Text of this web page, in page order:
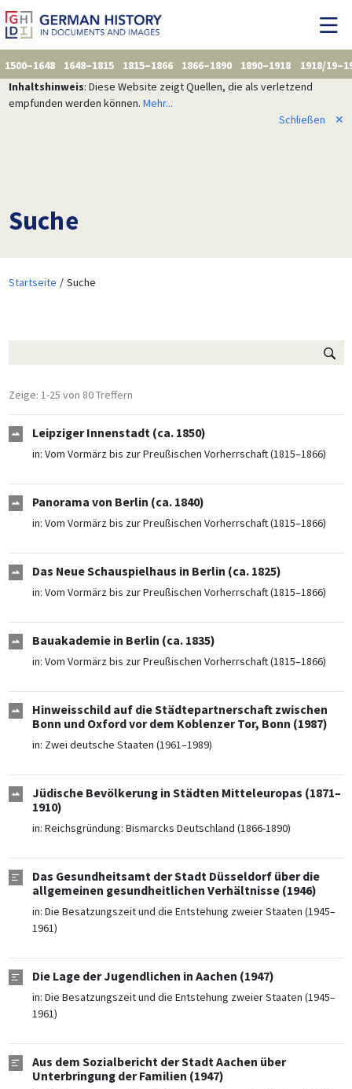
1500–1648 1648–1815 1815–1866 1866–1890 1890–1918
1918/
Inhaltshinweis: Diese Website zeigt Quellen, die als verletzend
empfunden werden können. Mehr...
Schließen
✕
Suche
Startseite Suche
Zeige: 1-25 von 80 Treffern
Leipziger Innenstadt (ca. 1850)
in: Vom Vormärz bis zur Preußischen Vorherrschaft (1815–1866)
Panorama von Berlin (ca. 1840)
in: Vom Vormärz bis zur Preußischen Vorherrschaft (1815–1866)
Das Neue Schauspielhaus in Berlin (ca. 1825)
in: Vom Vormärz bis zur Preußischen Vorherrschaft (1815–1866)
Bauakademie in Berlin (ca. 1835)
in: Vom Vormärz bis zur Preußischen Vorherrschaft (1815–1866)
Hinweisschild auf die Städtepartnerschaft zwischen
Bonn und Oxford vor dem Koblenzer Tor, Bonn (1987)
in: Zwei deutsche Staaten (1961–1989)
Jüdische Bevölkerung in Städten Mitteleuropas (1871–
1910)
in: Reichsgründung: Bismarcks Deutschland (1866-1890)
Das Gesundheitsamt der Stadt Düsseldorf über die
allgemeinen gesundheitlichen Verhältnisse (1946)
in: Die Besatzungszeit und die Entstehung zweier Staaten (1945–
1961)
Die Lage der Jugendlichen in Aachen (1947)
in: Die Besatzungszeit und die Entstehung zweier Staaten (1945–
1961)
Aus dem Sozialbericht der Stadt Aachen über
Unterbringung der Familien (1947)